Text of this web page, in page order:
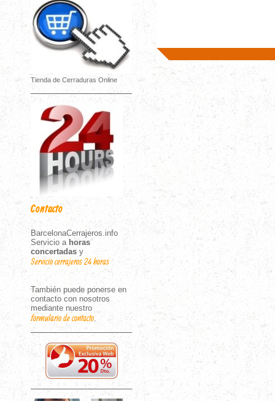
Tienda de Cerraduras Online
Contacto
BarcelonaCerrajeros.info
Servicio a horas
concertadas y
Servicio cerrajeros 24 horas
También puede ponerse en
contacto con nosotros
mediante nuestro
formulario de contacto.